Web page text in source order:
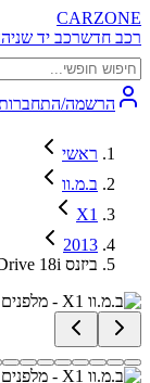
CARZONE
רכב חדשרכב יד שניה
הרשמה/
ראשי
ב.מ.וו
X1
2013
sDrive 18i ביזנס